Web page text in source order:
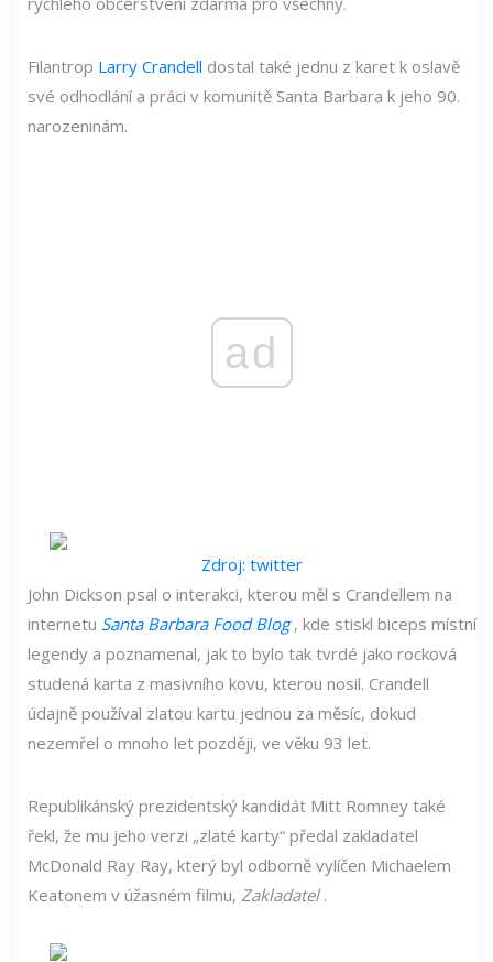
Filantrop Larry Crandell dostal také jednu z karet k oslavě
své odhodlání a práci v komunitě Santa Barbara k jeho 90.
narozeninám.
ad
Zdroj: twitter
John Dickson psal o interakci, kterou měl s Crandellem na
internetu Santa Barbara Food Blog , kde stiskl biceps místní
legendy a poznamenal, jak to bylo tak tvrdé jako rocková
studená karta z masivního kovu, kterou nosil. Crandell
údajně používal zlatou kartu jednou za měsíc, dokud
nezemřel o mnoho let později, ve věku 93 let.
Republikánský prezidentský kandidát Mitt Romney také
řekl, že mu jeho verzi „zlaté karty“ předal zakladatel
McDonald Ray Ray, který byl odborně vylíčen Michaelem
Keatonem v úžasném filmu, Zakladatel.